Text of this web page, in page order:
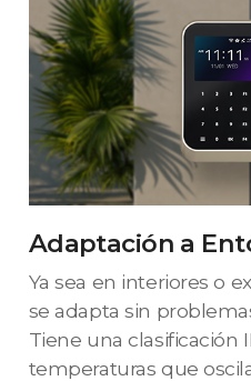
Adaptación a
Ya sea en interiores o
se adapta sin
Tiene una clasificación
temperaturas que